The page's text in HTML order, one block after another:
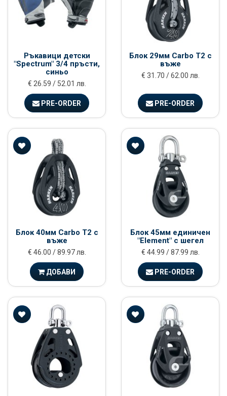
Ръкавици детски
"Spectrum" 3/4 пръсти,
синьо
€ 26.59 / 52.01 лв.
PRE-ORDER
Блок 29мм Carbo Т2 с
въже
€ 31.70 / 62.00 лв.
PRE-ORDER
Блок 40мм Carbo Т2 с
въже
€ 46.00 / 89.97 лв.
ДОБАВИ
Блок 45мм единичен
"Element" с шегел
€ 44.99 / 87.99 лв.
PRE-ORDER